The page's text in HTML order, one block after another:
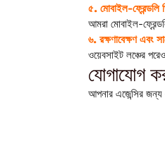
৫. মোবাইল-ফ্রেন্ডলি
আমরা মোবাইল-
৬. রক্ষণাবেক্ষণ এবং
ওয়েবসাইট লঞ্চের
যোগাযোগ
আপনার এজেন্সির